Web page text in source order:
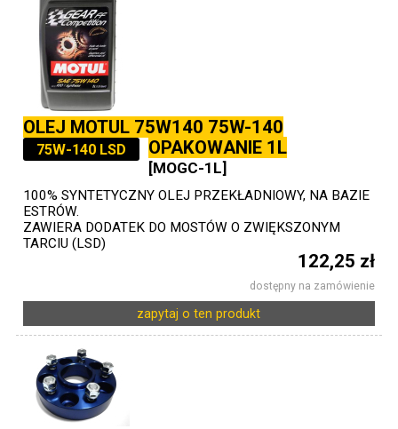
OLEJ MOTUL 75W140 75W-140
OPAKOWANIE 1L
75W-140 LSD
[MOGC-1L]
100% SYNTETYCZNY OLEJ PRZEKŁADNIOWY, NA BAZIE
ESTRÓW.
ZAWIERA DODATEK DO MOSTÓW O ZWIĘKSZONYM
TARCIU (LSD)
122,25 zł
dostępny na zamówienie
zapytaj o ten produkt